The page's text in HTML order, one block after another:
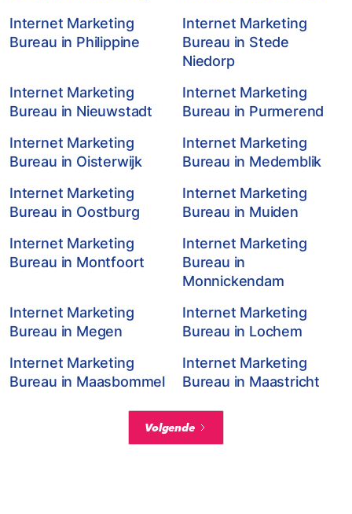
Internet Marketing
Bureau in Philippine
Internet Marketing
Bureau in Stede
Niedorp
Internet Marketing
Bureau in Nieuwstadt
Internet Marketing
Bureau in Purmerend
Internet Marketing
Bureau in Oisterwijk
Internet Marketing
Bureau in Medemblik
Internet Marketing
Bureau in Oostburg
Internet Marketing
Bureau in Muiden
Internet Marketing
Bureau in Montfoort
Internet Marketing
Bureau in
Monnickendam
Internet Marketing
Bureau in Megen
Internet Marketing
Bureau in Lochem
Internet Marketing
Bureau in Maasbommel
Internet Marketing
Bureau in Maastricht
Volgende